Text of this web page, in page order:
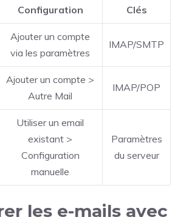
Configuration
Clés
Ajouter un compte
via les paramètres
IMAP/SMTP
Ajouter un compte >
Autre Mail
IMAP/POP
Utiliser un email
existant >
Configuration
manuelle
Paramètres
du serveur
les e-mails avec